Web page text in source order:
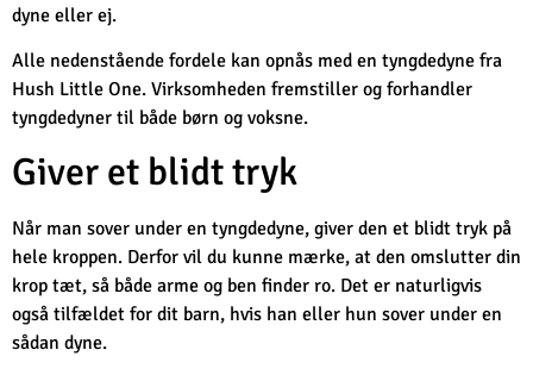
dyne eller ej.
Alle nedenstående fordele kan opnås med en tyngdedyne fra
Hush Little One. Virksomheden fremstiller og forhandler
tyngdedyner til både børn og voksne.
Giver et blidt tryk
Når man sover under en tyngdedyne, giver den et blidt tryk på
hele kroppen. Derfor vil du kunne mærke, at den omslutter din
krop tæt, så både arme og ben finder ro. Det er naturligvis
også tilfældet for dit barn, hvis han eller hun sover under en
sådan dyne.